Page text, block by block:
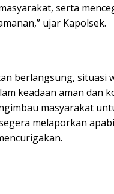
serta
ujar Kapolsek.
berlangsung, situasi
keadaan aman dan
masyarakat
melaporkan